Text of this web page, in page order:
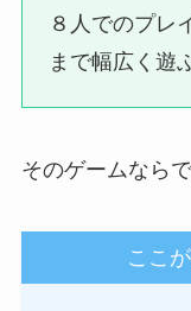
８人でのプレ
まで幅広く遊
そのゲームなら
ここ